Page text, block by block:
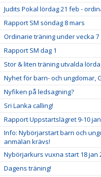
Judits Pokal lördag 21 feb -
Rapport SM söndag 8 mars
Ordinarie träning under vecka 7
Rapport SM dag 1
Stor & liten träning utvalda
Nyhet för barn- och ungdomar,
Nyfiken på ledsagning?
Sri Lanka calling!
Rapport Uppstartslägret 9-10
Info: Nybörjarstart barn och
anmälan krävs!
Nybörjarkurs vuxna start 18 jan
Dagens träning!